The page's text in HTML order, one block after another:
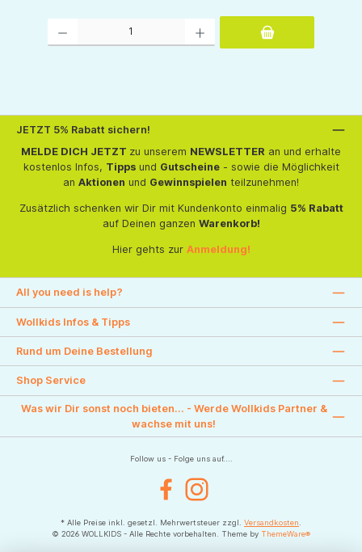
JETZT 5% Rabatt sichern!
MELDE DICH JETZT zu unserem NEWSLETTER an und erhalte
kostenlos Infos, Tippsund Gutscheine- sowie die Möglichkeit
an Aktionen und Gewinnspielen teilzunehmen!
Zusätzlich schenken wir Dir mit Kundenkonto einmalig 5% Rabatt
auf Deinen ganzen Warenkorb!
Hier gehts zur Anmeldung!
All you need is help?
Wollkids Infos & Tipps
Rund um Deine Bestellung
Shop Service
Was wir Dir sonst noch bieten... - Werde Wollkids Partner &
wachse mit uns!
Follow us - Folge uns auf....
FacebookInstagram
* Alle Preise inkl. gesetzl. Mehrwertsteuer zzgl. Versandkosten
© 2026 WOLLKIDS - Alle Rechte vorbehalten. Theme by ThemeWare®